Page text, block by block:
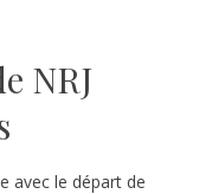
NRJ
avec le départ de